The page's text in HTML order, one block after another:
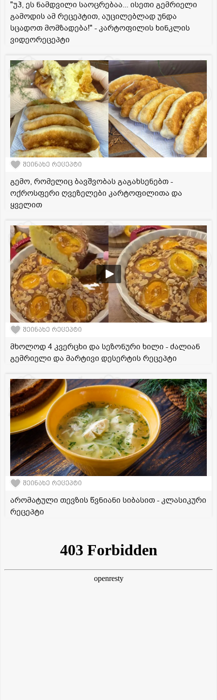
"უჰ, ეს ნამდვილი საოცრებაა... ისეთი გემრიელი
გამოდის ამ რეცეპტით, აუცილებლად უნდა
სცადოთ მომზადება!" - კარტოფილის ხინკლის
ვიდეორეცეპტი
შეინახე რეცეპტი
გემო, რომელიც ბავშვობას გაგახსენებთ -
ოქროსფერი ღვეზელები კარტოფილითა და
ყველით
შეინახე რეცეპტი
მხოლოდ 4 კვერცხი და სეზონური ხილი - ძალიან
გემრიელი და მარტივი დესერტის რეცეპტი
შეინახე რეცეპტი
არომატული თევზის წვნიანი სიბასით - კლასიკური
რეცეპტი